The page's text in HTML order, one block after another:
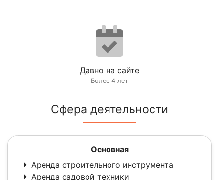
Давно на сайте
Более 4 лет
Сфера деятельности
Основная
Аренда строительного инструмента
Аренда садовой техники